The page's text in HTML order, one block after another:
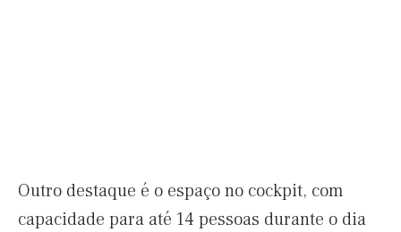
Outro destaque é o espaço no cockpit, com
capacidade para até 14 pessoas durante o dia